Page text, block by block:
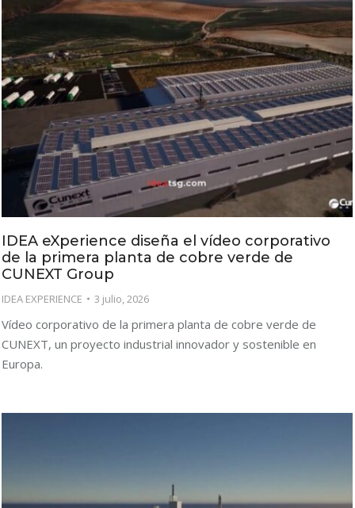
IDEA eXperience diseña el vídeo corporativo
de la primera planta de cobre verde de
CUNEXT Group
IDEA EXPERIENCE 3 julio, 2026
Vídeo corporativo de la primera planta de cobre verde de
CUNEXT, un proyecto industrial innovador y sostenible en
Europa.